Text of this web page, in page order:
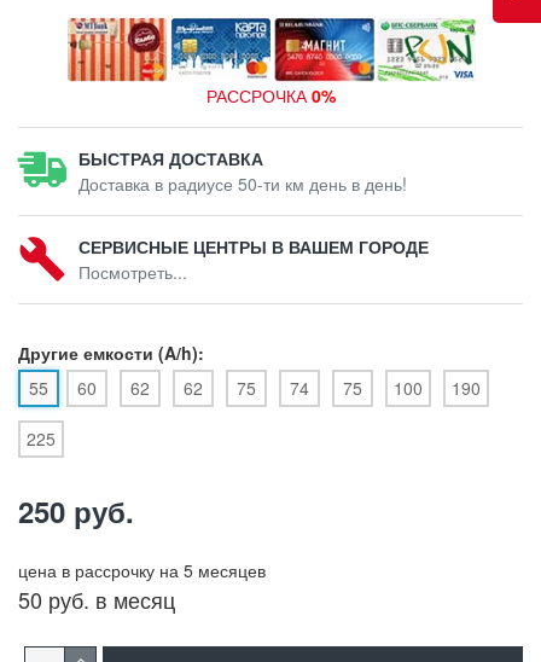
БЫСТРАЯ ДОСТАВКА
Доставка в радиусе 50-ти км день в день!
РАССРОЧКА 0%
СЕРВИСНЫЕ ЦЕНТРЫ В ВАШЕМ ГОРОДЕ
Посмотреть...
Другие емкости (A/h):
60
55 62 62 75 74 75 100 190
225
250 руб.
цена в рассрочку на 5 месяцев
50 руб. в месяц